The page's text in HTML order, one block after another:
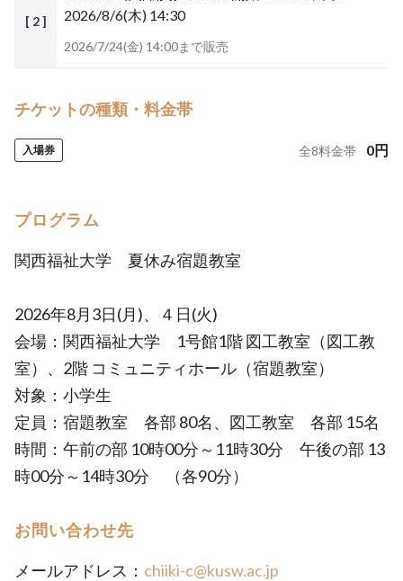
[ 2 ]
2026/8/6(木) 14:30
2026/7/24(金) 14:00まで販売
チケットの種類・料金帯
入場券 全8料金帯 0円
プログラム
関西福祉大学 夏休み宿題教室
2026年8月3日(月)、４日(火)
会場：関西福祉大学 1号館1階 図工教室（図工教
室）、2階 コミュニティホール（宿題教室）
対象：小学生
定員：宿題教室 各部 80名、図工教室 各部 15名
時間：午前の部 10時00分～11時30分 午後の部 13
時00分～14時30分 （各90分）
お問い合わせ先
メールアドレス： chiiki-c@kusw.ac.jp